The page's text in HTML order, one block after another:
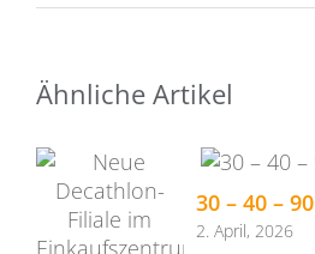
Ähnliche Artikel
30 – 40 – 90
2. April, 2026